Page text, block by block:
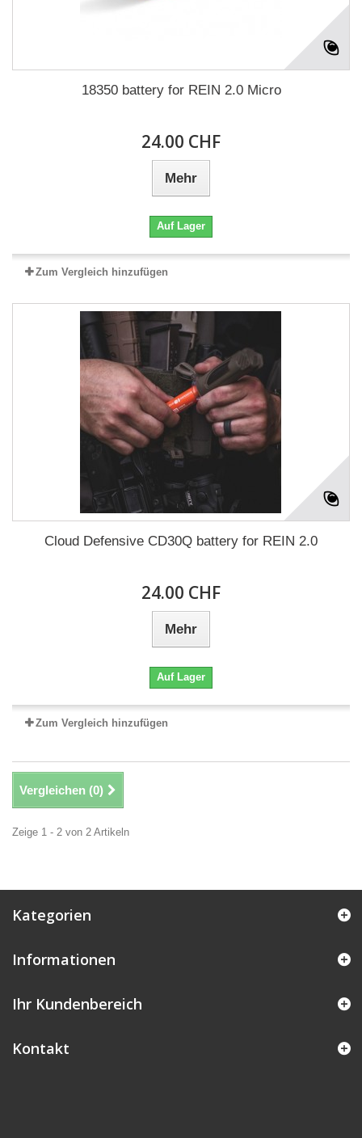
18350 battery for REIN 2.0 Micro
24.00 CHF
Mehr
Auf Lager
Zum Vergleich hinzufügen
Cloud Defensive CD30Q battery for REIN 2.0
24.00 CHF
Mehr
Auf Lager
Zum Vergleich hinzufügen
Vergleichen (0)
Zeige 1 - 2 von 2 Artikeln
Kategorien
Informationen
Ihr Kundenbereich
Kontakt